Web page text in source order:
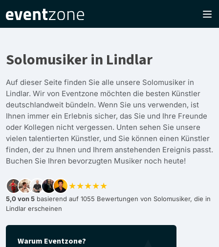
Solomusiker in Lindlar
Auf dieser Seite finden Sie alle unsere Solomusiker in
Lindlar. Wir von Eventzone möchten die besten Künstler
deutschlandweit bündeln. Wenn Sie uns verwenden, ist
Ihnen immer ein Erlebnis sicher, das Sie und Ihre Freunde
oder Kollegen nicht vergessen. Unten sehen Sie unsere
vielen talentierten Künstler, und Sie können einen Künstler
finden, der zu Ihnen und Ihrem anstehenden Ereignis passt.
Buchen Sie Ihren bevorzugten Musiker noch heute!
★★★★★
5,0 von 5 basierend auf 1055 Bewertungen von Solomusiker, die in
Lindlar erscheinen
Warum Eventzone?